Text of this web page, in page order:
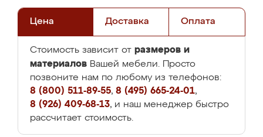
Цена Доставка Оплата
Стоимость зависит от размеров и
материалов Вашей мебели. Просто
позвоните нам по любому из телефонов:
8 (800) 511-89-55, 8 (495) 665-24-01,
8 (926) 409-68-13, и наш менеджер быстро
рассчитает стоимость.